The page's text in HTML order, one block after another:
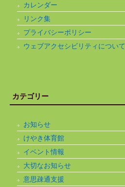
カレンダー
リンク集
プライバシーポリシー
ウェブアクセシビリティについて
カテゴリー
お知らせ
けやき体育館
イベント情報
大切なお知らせ
意思疎通支援